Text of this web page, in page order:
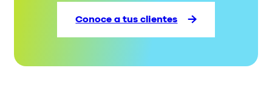
Conoce a tus clientes